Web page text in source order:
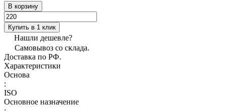
В корзину
Купить в 1 клик
Нашли дешевле?
Самовывоз со склада.
Доставка по РФ.
Характеристики
Основа
:
ISO
Основное назначение